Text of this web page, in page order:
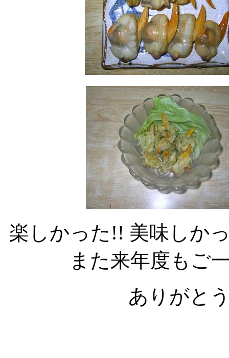
楽しかった!! 美味しか
また来年度もご
ありがと